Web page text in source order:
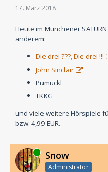
17. März 2018
Heute im Münchener
anderem:
Die drei ???, Die drei !!!
John Sinclair
Pumuckl
TKKG
und viele weitere Hörspiele
bzw. 4,99 EUR.
Online Snow
Administrator